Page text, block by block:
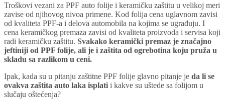
Troškovi vezani za PPF auto folije i keramičku zaštitu u velikoj meri
zavise od njihovog nivoa primene. Kod folija cena uglavnom zavisi
od kvaliteta PPF-a i delova automobila na kojima se ugrađuju. I
cena keramičkog premaza zavisi od kvaliteta proizvoda i servisa koji
radi keramičku zaštitu. Svakako keramički premaz je značajno
jeftiniji od PPF folije, ali je i zaštita od ogrebotina koju pruža u
skladu sa razlikom u ceni.
Ipak, kada su u pitanju zaštitne PPF folije glavno pitanje je da li se
ovakva zaštita auto laka isplati i kakve su uštede sa folijom u
slučaju oštećenja?